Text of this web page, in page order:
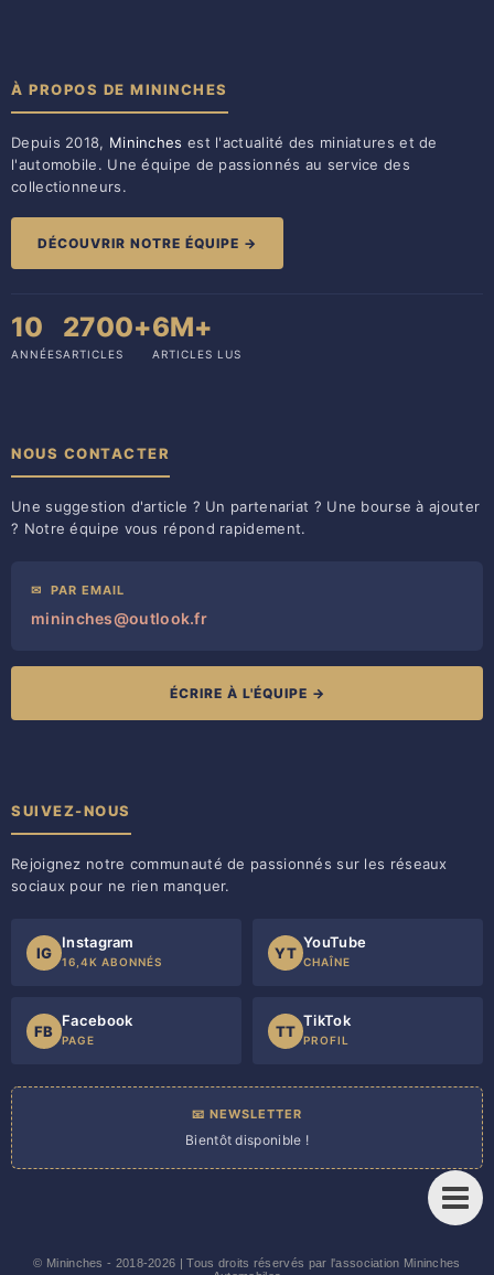
À PROPOS DE MININCHES
Depuis 2018, Mininches est l'actualité des miniatures et de
l'automobile. Une équipe de passionnés au service des
collectionneurs.
DÉCOUVRIR NOTRE ÉQUIPE →
10
ANNÉES
2700+
ARTICLES
6M+
ARTICLES LUS
NOUS CONTACTER
Une suggestion d'article ? Un partenariat ? Une bourse à ajouter
? Notre équipe vous répond rapidement.
✉ PAR EMAIL
mininches@outlook.fr
ÉCRIRE À L'ÉQUIPE →
SUIVEZ-NOUS
Rejoignez notre communauté de passionnés sur les réseaux
sociaux pour ne rien manquer.
IG
Instagram
16,4K ABONNÉS
YT
YouTube
CHAÎNE
FB
Facebook
PAGE
TT
TikTok
PROFIL
📧 NEWSLETTER
Bientôt disponible !
© Mininches - 2018-2026 | Tous droits réservés par l'association Mininches